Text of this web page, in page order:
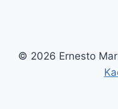
© 2026 Ernesto